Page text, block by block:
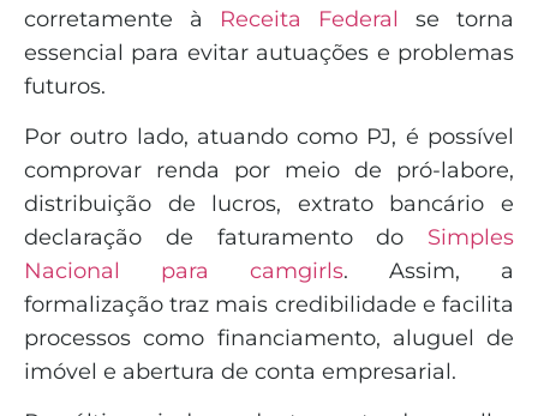
corretamente à Receita Federal se torna
essencial para evitar autuações e problemas
futuros.
Por outro lado, atuando como PJ, é possível
comprovar renda por meio de pró-labore,
distribuição de lucros, extrato bancário e
declaração de faturamento do Simples
Nacional para camgirls. Assim, a
formalização traz mais credibilidade e facilita
processos como financiamento, aluguel de
imóvel e abertura de conta empresarial.